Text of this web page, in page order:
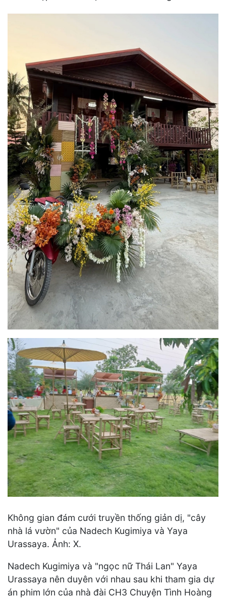
Không gian đám cưới truyền thống giản dị, "cây
nhà lá vườn" của Nadech Kugimiya và Yaya
Urassaya. Ảnh: X.
Nadech Kugimiya và "ngọc nữ Thái Lan" Yaya
Urassaya nên duyên với nhau sau khi tham gia dự
án phim lớn của nhà đài CH3 Chuyện Tình Hoàng